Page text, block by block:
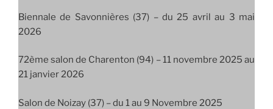
Biennale de Savonnières (37) – du 25 avril au 3 mai
2026
72ème salon de Charenton (94) – 11 novembre 2025 au
21 janvier 2026
Salon de Noizay (37) – du 1 au 9 Novembre 2025